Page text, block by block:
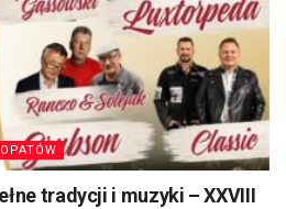
tradycji i muzyki – XXVIII